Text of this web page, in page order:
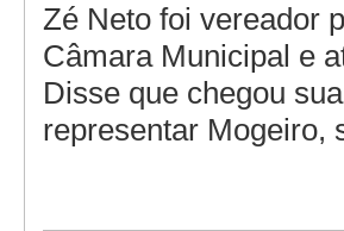
Zé Neto foi vereador
Câmara Municipal e
Disse que chegou
representar Mogeiro,